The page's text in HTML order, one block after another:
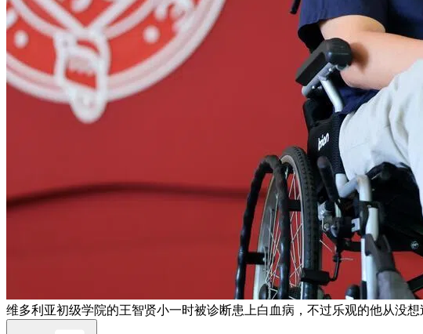
维多利亚初级学院的王智贤小一时被诊断患上白血病，不过乐观的他从没想